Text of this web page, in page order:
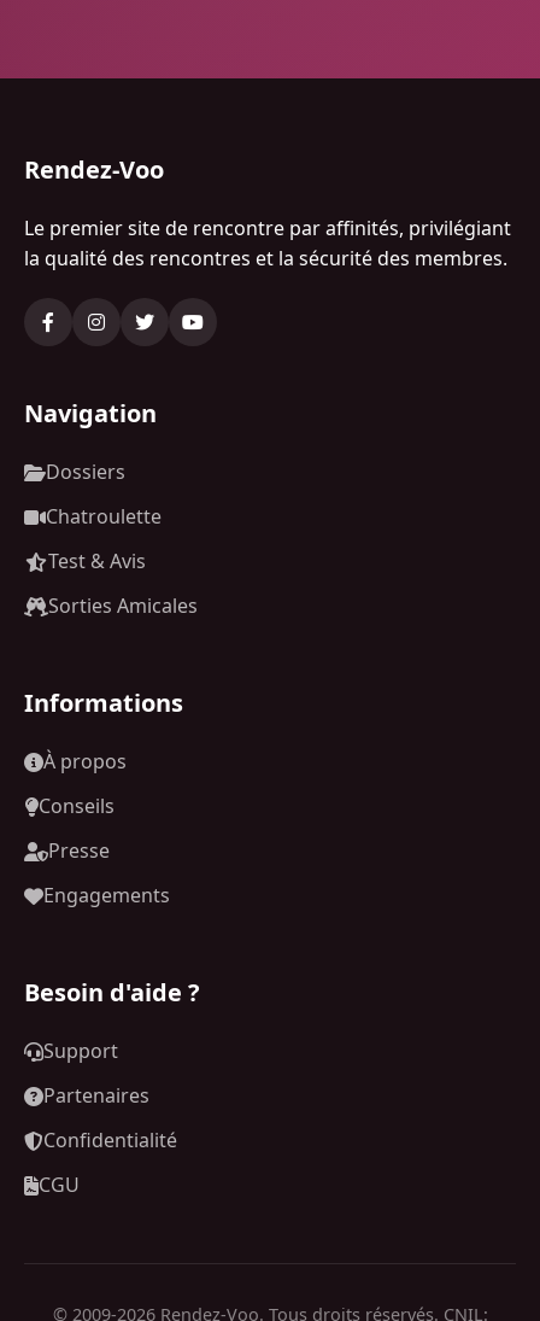
Rendez-Voo
Le premier site de rencontre par affinités, privilégiant
la qualité des rencontres et la sécurité des membres.
Navigation
Dossiers
Chatroulette
Test & Avis
Sorties Amicales
Informations
À propos
Conseils
Presse
Engagements
Besoin d'aide ?
Support
Partenaires
Confidentialité
CGU
© 2009-2026 Rendez-Voo. Tous droits réservés. CNIL: